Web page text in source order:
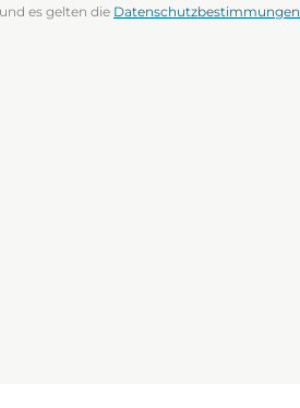
es gelten die Datenschutzbestimmungen